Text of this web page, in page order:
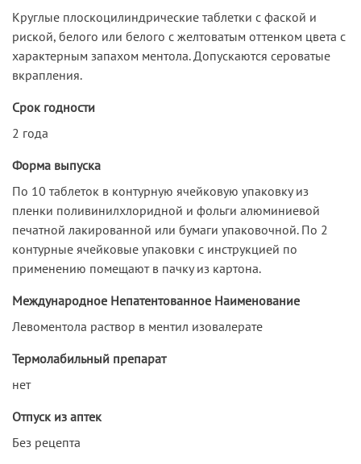
Круглые плоскоцилиндрические таблетки с фаской и
риской, белого или белого с желтоватым оттенком цвета с
характерным запахом ментола. Допускаются сероватые
вкрапления.
Срок годности
2 года
Форма выпуска
По 10 таблеток в контурную ячейковую упаковку из
пленки поливинилхлоридной и фольги алюминиевой
печатной лакированной или бумаги упаковочной. По 2
контурные ячейковые упаковки с инструкцией по
применению помещают в пачку из картона.
Международное Непатентованное Наименование
Левоментола раствор в ментил изовалерате
Термолабильный препарат
нет
Отпуск из аптек
Без рецепта